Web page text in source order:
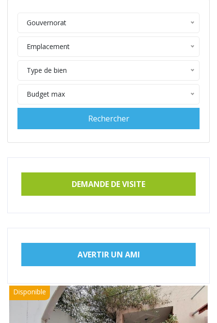
Gouvernorat
Emplacement
Type de bien
Budget max
DEMANDE DE VISITE
AVERTIR UN AMI
Disponible